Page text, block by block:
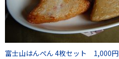
富士山はんぺん 4枚セット 1,000円